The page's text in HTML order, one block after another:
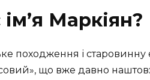
Маркіян?
походження і
що вже давно